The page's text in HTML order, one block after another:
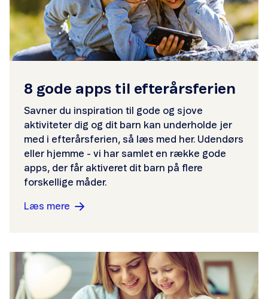
8 gode apps til efterårsferien
Savner du inspiration til gode og sjove
aktiviteter dig og dit barn kan underholde jer
med i efterårsferien, så læs med her. Udendørs
eller hjemme - vi har samlet en række gode
apps, der får aktiveret dit barn på flere
forskellige måder.
Læs mere